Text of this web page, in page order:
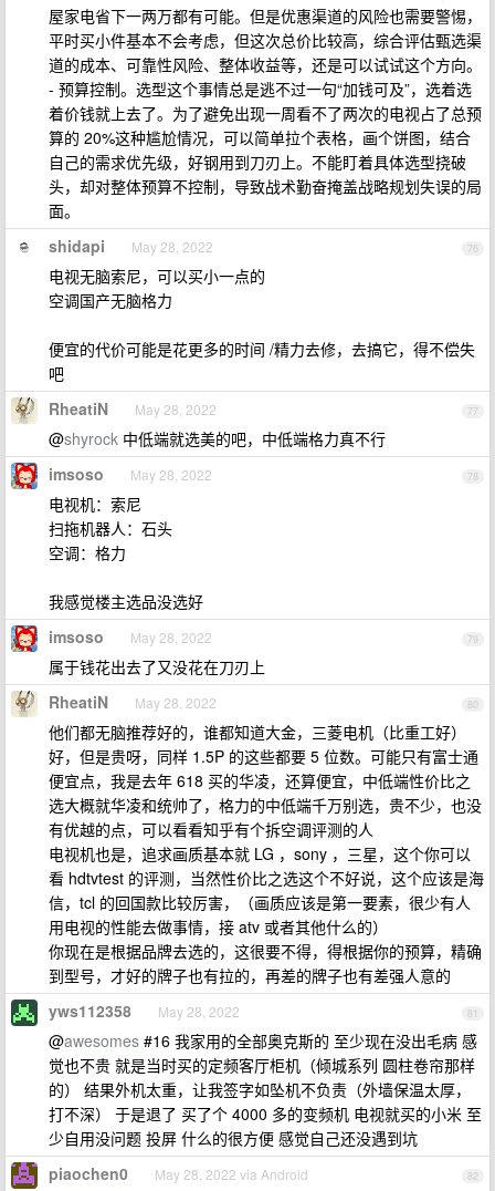
屋家电省下一两万都有可能。但是优惠渠道的风险也需要警惕，
平时买小件基本不会考虑，但这次总价比较高，综合评估甄选渠
道的成本、可靠性风险、整体收益等，还是可以试试这个方向。
- 预算控制。选型这个事情总是逃不过一句“加钱可及”，选着选
着价钱就上去了。为了避免出现一周看不了两次的电视占了总预
算的 20%这种尴尬情况，可以简单拉个表格，画个饼图，结合
自己的需求优先级，好钢用到刀刃上。不能盯着具体选型挠破
头，却对整体预算不控制，导致战术勤奋掩盖战略规划失误的局
面。
76
shidapi May 28, 2022
电视无脑索尼，可以买小一点的
空调国产无脑格力
便宜的代价可能是花更多的时间 /精力去修，去搞它，得不偿失
吧
77
RheatiN May 28, 2022
@shyrock 中低端就选美的吧，中低端格力真不行
78
imsoso May 28, 2022
电视机：索尼
扫拖机器人：石头
空调：格力
我感觉楼主选品没选好
79
imsoso May 28, 2022
属于钱花出去了又没花在刀刃上
80
RheatiN May 28, 2022
他们都无脑推荐好的，谁都知道大金，三菱电机（比重工好）
好，但是贵呀，同样 1.5P 的这些都要 5 位数。可能只有富士通
便宜点，我是去年 618 买的华凌，还算便宜，中低端性价比之
选大概就华凌和统帅了，格力的中低端千万别选，贵不少，也没
有优越的点，可以看看知乎有个拆空调评测的人
电视机也是，追求画质基本就 LG ，sony ，三星，这个你可以
看 hdtvtest 的评测，当然性价比之选这个不好说，这个应该是海
信，tcl 的回国款比较厉害，（画质应该是第一要素，很少有人
用电视的性能去做事情，接 atv 或者其他什么的）
你现在是根据品牌去选的，这很要不得，得根据你的预算，精确
到型号，才好的牌子也有拉的，再差的牌子也有差强人意的
81
yws112358 May 28, 2022
@awesomes #16 我家用的全部奥克斯的 至少现在没出毛病 感
觉也不贵 就是当时买的定频客厅柜机（倾城系列 圆柱卷帘那样
的） 结果外机太重，让我签字如坠机不负责（外墙保温太厚，
打不深） 于是退了 买了个 4000 多的变频机 电视就买的小米 至
少自用没问题 投屏 什么的很方便 感觉自己还没遇到坑
82
piaochen0 May 28, 2022 via Android